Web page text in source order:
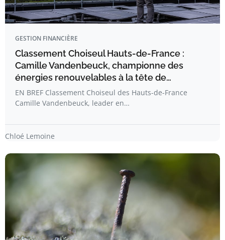
GESTION FINANCIÈRE
Classement Choiseul Hauts-de-France :
Camille Vandenbeuck, championne des
énergies renouvelables à la tête de…
EN BREF Classement Choiseul des Hauts-de-France
Camille Vandenbeuck, leader en…
Chloé Lemoine